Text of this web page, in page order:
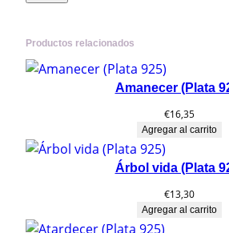
Productos relacionados
Amanecer (Plata
€16,35
Agregar al carrito
Árbol vida (Plata
€13,30
Agregar al carrito